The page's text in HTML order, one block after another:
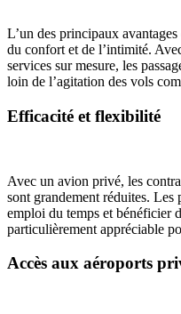
L’un des principaux
du confort et de l’intimité.
services sur mesure, les
loin de l’agitation des vols
Efficacité et flexibilité
Avec un avion privé, les
sont grandement réduites. Les
emploi du temps et bénéficier
particulièrement appréciable
Accès aux aéroports